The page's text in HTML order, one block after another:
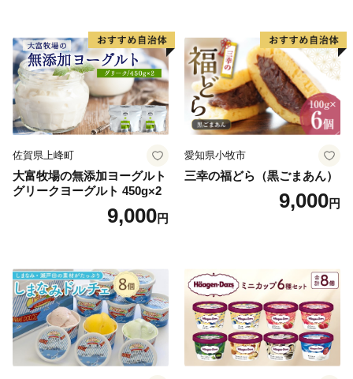
子 菓子 F4N-2298
佐賀県上峰町
大富牧場の無添加ヨーグルト
グリークヨーグルト 450g×2
9,000円
愛知県小牧市
三幸の福どら（黒ごまあん）
9,000円